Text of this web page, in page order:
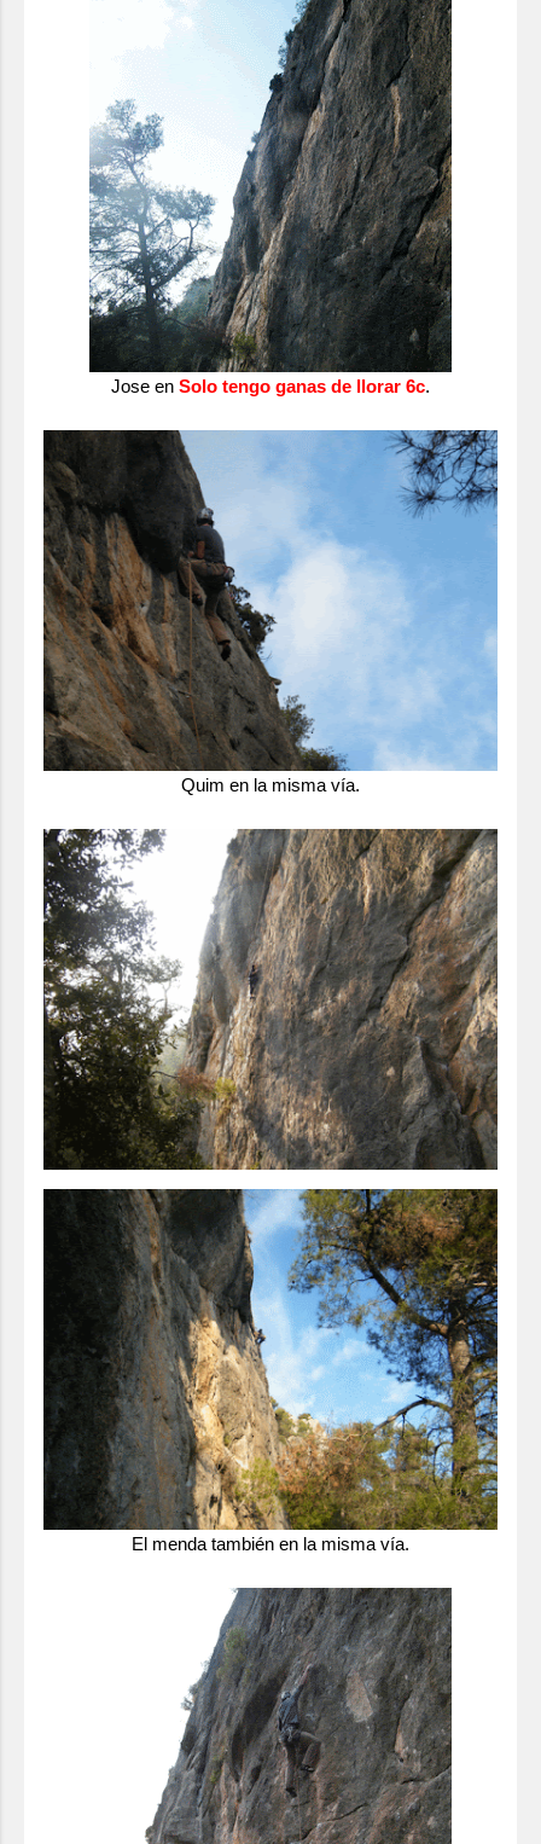
Jose en Solo tengo ganas de llorar 6c.
Quim en la misma vía.
El menda también en la misma vía.